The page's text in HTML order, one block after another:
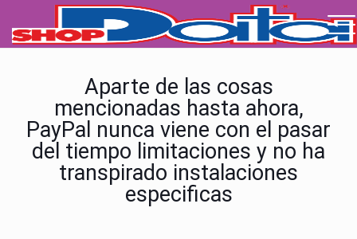
Aparte de las cosas
mencionadas hasta ahora,
PayPal nunca viene con el pasar
del tiempo limitaciones y no ha
transpirado instalaciones
especificas